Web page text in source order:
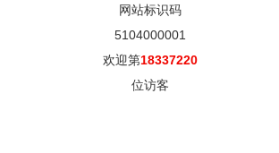
网站标识码
5104000001
欢迎第18337220
位访客